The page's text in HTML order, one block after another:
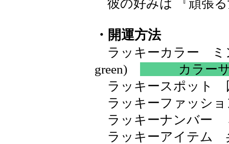
彼の好みは 『頑張
・開運方法
ラッキーカラー ミ
green)
カラー
ラッキースポット
ラッキーファッシ
ラッキーナンバー
ラッキーアイテム